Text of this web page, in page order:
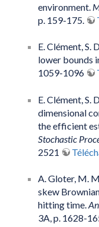
environment.
p. 159-175.
E. Clément,
lower bounds
1059-1096
E. Clément, S.
dimensional
the efficient
Stochastic
2521
A. Gloter, M.
skew
hitting time.
3A, p. 1628-